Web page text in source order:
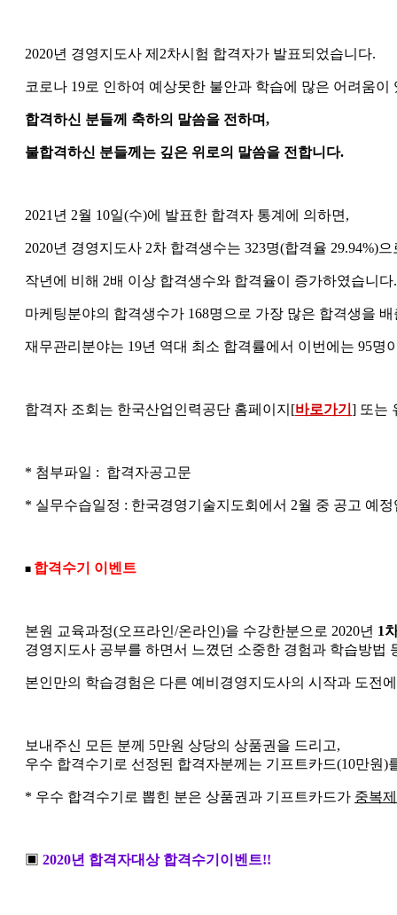
2020년 경영지도사 제2차시험 합격자가 발표되었습니다.
코로나 19로 인하여 예상못한 불안과 학습에 많은 어려움이
합격하신 분들께 축하의 말씀을 전하며,
불합격하신 분들께는 깊은 위로의 말씀을 전합니다.
2021년 2월 10일(수)에 발표한 합격자 통계에 의하면,
2020년 경영지도사 2차 합격생수는 323명(합격율 29.94%)
작년에 비해 2배 이상 합격생수와 합격율이 증가하였습니다.
마케팅분야의 합격생수가 168명으로 가장 많은 합격생을
재무관리분야는 19년 역대 최소 합격률에서 이번에는 95명
합격자 조회는 한국산업인력공단 홈페이지[바로가기 ] 또는
* 첨부파일 : 합격자공고문
* 실무수습일정 : 한국경영기술지도회에서 2월 중 공고 예정
■ 합격수기 이벤트
본원 교육과정(오프라인/온라인)을 수강한분으로 2020년 1
경영지도사 공부를 하면서 느꼈던 소중한 경험과 학습방법
본인만의 학습경험은 다른 예비경영지도사의 시작과 도전
보내주신 모든 분께 5만원 상당의 상품권을 드리고,
우수 합격수기로 선정된 합격자분께는 기프트카드(10만원)
* 우수 합격수기로 뽑힌 분은 상품권과 기프트카드가 중복
▣ 2020년 합격자대상 합격수기이벤트!!